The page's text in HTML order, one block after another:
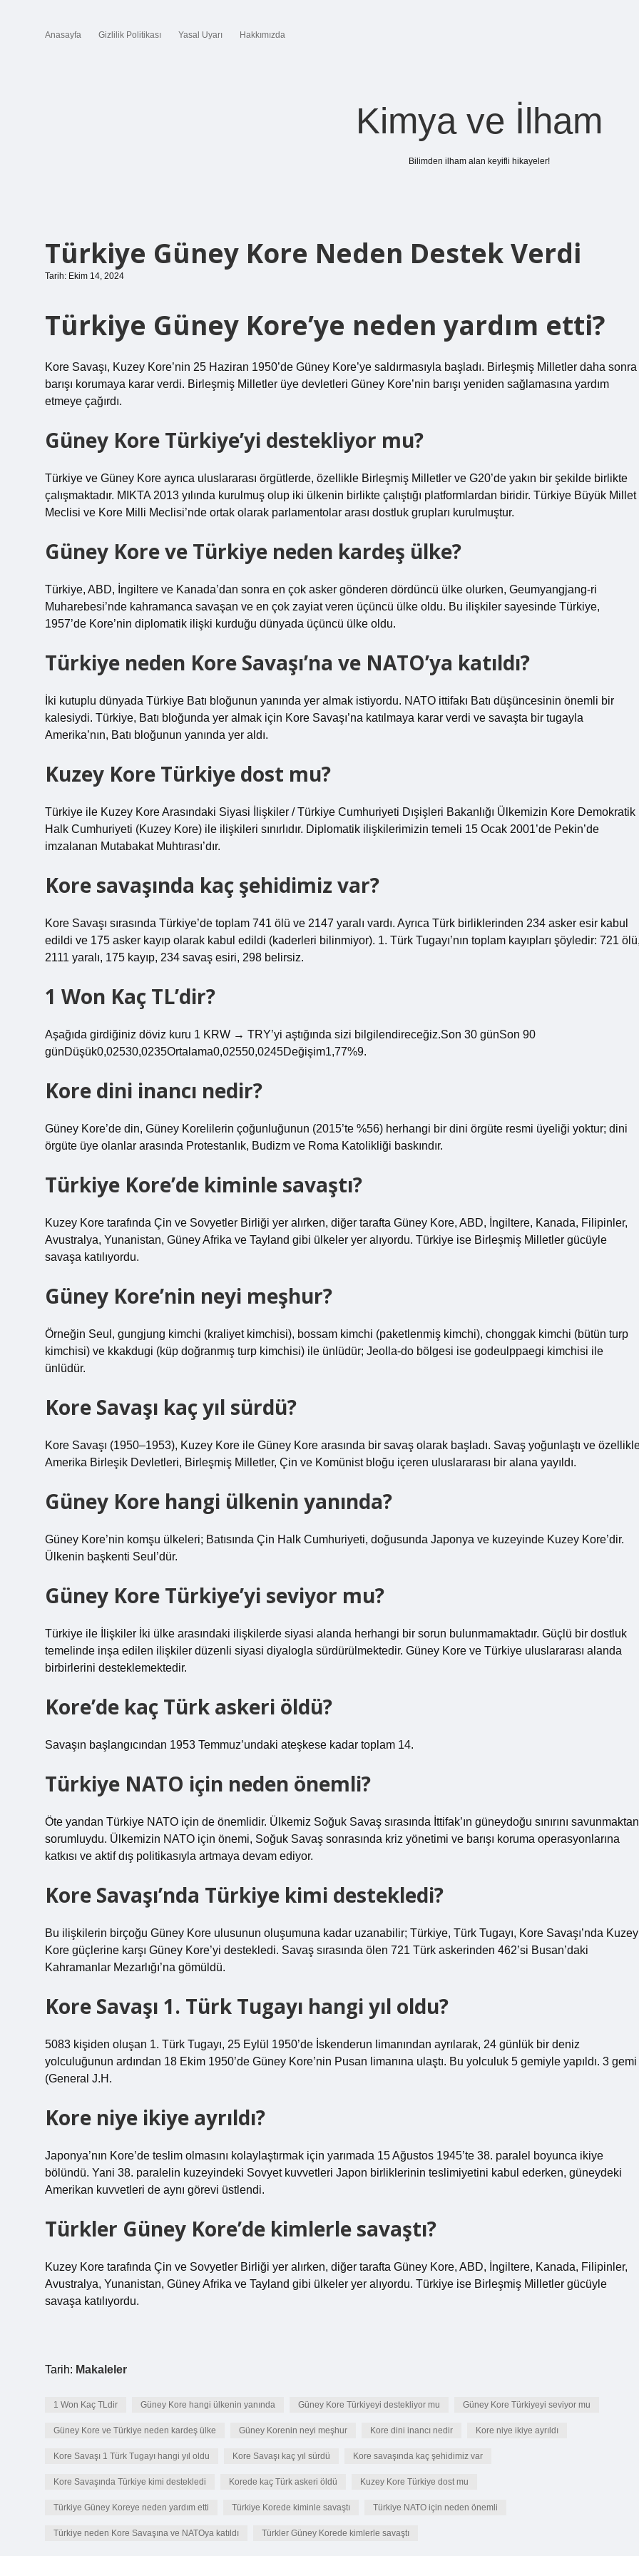
Anasayfa Gizlilik Politikası Yasal Uyarı Hakkımızda
Kimya ve İlham
Bilimden ilham alan keyifli hikayeler!
Türkiye Güney Kore Neden Destek Verdi
Tarih: Ekim 14, 2024
Türkiye Güney Kore’ye neden yardım etti?
Kore Savaşı, Kuzey Kore’nin 25 Haziran 1950’de Güney Kore’ye saldırmasıyla başladı. Birleşmiş Milletler daha sonra
barışı korumaya karar verdi. Birleşmiş Milletler üye devletleri Güney Kore’nin barışı yeniden sağlamasına yardım
etmeye çağırdı.
Güney Kore Türkiye’yi destekliyor mu?
Türkiye ve Güney Kore ayrıca uluslararası örgütlerde, özellikle Birleşmiş Milletler ve G20’de yakın bir şekilde birlikte
çalışmaktadır. MIKTA 2013 yılında kurulmuş olup iki ülkenin birlikte çalıştığı platformlardan biridir. Türkiye Büyük Millet
Meclisi ve Kore Milli Meclisi’nde ortak olarak parlamentolar arası dostluk grupları kurulmuştur.
Güney Kore ve Türkiye neden kardeş ülke?
Türkiye, ABD, İngiltere ve Kanada’dan sonra en çok asker gönderen dördüncü ülke olurken, Geumyangjang-ri
Muharebesi’nde kahramanca savaşan ve en çok zayiat veren üçüncü ülke oldu. Bu ilişkiler sayesinde Türkiye,
1957’de Kore’nin diplomatik ilişki kurduğu dünyada üçüncü ülke oldu.
Türkiye neden Kore Savaşı’na ve NATO’ya katıldı?
İki kutuplu dünyada Türkiye Batı bloğunun yanında yer almak istiyordu. NATO ittifakı Batı düşüncesinin önemli bir
kalesiydi. Türkiye, Batı bloğunda yer almak için Kore Savaşı’na katılmaya karar verdi ve savaşta bir tugayla
Amerika’nın, Batı bloğunun yanında yer aldı.
Kuzey Kore Türkiye dost mu?
Türkiye ile Kuzey Kore Arasındaki Siyasi İlişkiler / Türkiye Cumhuriyeti Dışişleri Bakanlığı Ülkemizin Kore Demokratik
Halk Cumhuriyeti (Kuzey Kore) ile ilişkileri sınırlıdır. Diplomatik ilişkilerimizin temeli 15 Ocak 2001’de Pekin’de
imzalanan Mutabakat Muhtırası’dır.
Kore savaşında kaç şehidimiz var?
Kore Savaşı sırasında Türkiye’de toplam 741 ölü ve 2147 yaralı vardı. Ayrıca Türk birliklerinden 234 asker esir kabul
edildi ve 175 asker kayıp olarak kabul edildi (kaderleri bilinmiyor). 1. Türk Tugayı’nın toplam kayıpları şöyledir: 721
2111 yaralı, 175 kayıp, 234 savaş esiri, 298 belirsiz.
1 Won Kaç TL’dir?
Aşağıda girdiğiniz döviz kuru 1 KRW → TRY’yi aştığında sizi bilgilendireceğiz.Son 30 günSon 90
günDüşük0,02530,0235Ortalama0,02550,0245Değişim1,77%9.
Kore dini inancı nedir?
Güney Kore’de din, Güney Korelilerin çoğunluğunun (2015’te %56) herhangi bir dini örgüte resmi üyeliği yoktur; dini
örgüte üye olanlar arasında Protestanlık, Budizm ve Roma Katolikliği baskındır.
Türkiye Kore’de kiminle savaştı?
Kuzey Kore tarafında Çin ve Sovyetler Birliği yer alırken, diğer tarafta Güney Kore, ABD, İngiltere, Kanada, Filipinler,
Avustralya, Yunanistan, Güney Afrika ve Tayland gibi ülkeler yer alıyordu. Türkiye ise Birleşmiş Milletler gücüyle
savaşa katılıyordu.
Güney Kore’nin neyi meşhur?
Örneğin Seul, gungjung kimchi (kraliyet kimchisi), bossam kimchi (paketlenmiş kimchi), chonggak kimchi (bütün turp
kimchisi) ve kkakdugi (küp doğranmış turp kimchisi) ile ünlüdür; Jeolla-do bölgesi ise godeulppaegi kimchisi ile
ünlüdür.
Kore Savaşı kaç yıl sürdü?
Kore Savaşı (1950–1953), Kuzey Kore ile Güney Kore arasında bir savaş olarak başladı. Savaş yoğunlaştı ve
Amerika Birleşik Devletleri, Birleşmiş Milletler, Çin ve Komünist bloğu içeren uluslararası bir alana yayıldı.
Güney Kore hangi ülkenin yanında?
Güney Kore’nin komşu ülkeleri; Batısında Çin Halk Cumhuriyeti, doğusunda Japonya ve kuzeyinde Kuzey Kore’dir.
Ülkenin başkenti Seul’dür.
Güney Kore Türkiye’yi seviyor mu?
Türkiye ile İlişkiler İki ülke arasındaki ilişkilerde siyasi alanda herhangi bir sorun bulunmamaktadır. Güçlü bir dostluk
temelinde inşa edilen ilişkiler düzenli siyasi diyalogla sürdürülmektedir. Güney Kore ve Türkiye uluslararası alanda
birbirlerini desteklemektedir.
Kore’de kaç Türk askeri öldü?
Savaşın başlangıcından 1953 Temmuz’undaki ateşkese kadar toplam 14.
Türkiye NATO için neden önemli?
Öte yandan Türkiye NATO için de önemlidir. Ülkemiz Soğuk Savaş sırasında İttifak’ın güneydoğu sınırını savunmaktan
sorumluydu. Ülkemizin NATO için önemi, Soğuk Savaş sonrasında kriz yönetimi ve barışı koruma operasyonlarına
katkısı ve aktif dış politikasıyla artmaya devam ediyor.
Kore Savaşı’nda Türkiye kimi destekledi?
Bu ilişkilerin birçoğu Güney Kore ulusunun oluşumuna kadar uzanabilir; Türkiye, Türk Tugayı, Kore Savaşı’nda Kuzey
Kore güçlerine karşı Güney Kore’yi destekledi. Savaş sırasında ölen 721 Türk askerinden 462’si Busan’daki
Kahramanlar Mezarlığı’na gömüldü.
Kore Savaşı 1. Türk Tugayı hangi yıl oldu?
5083 kişiden oluşan 1. Türk Tugayı, 25 Eylül 1950’de İskenderun limanından ayrılarak, 24 günlük bir deniz
yolculuğunun ardından 18 Ekim 1950’de Güney Kore’nin Pusan ​​limanına ulaştı. Bu yolculuk 5 gemiyle yapıldı. 3 gemi
(General J.H.
Kore niye ikiye ayrıldı?
Japonya’nın Kore’de teslim olmasını kolaylaştırmak için yarımada 15 Ağustos 1945’te 38. paralel boyunca ikiye
bölündü. Yani 38. paralelin kuzeyindeki Sovyet kuvvetleri Japon birliklerinin teslimiyetini kabul ederken, güneydeki
Amerikan kuvvetleri de aynı görevi üstlendi.
Türkler Güney Kore’de kimlerle savaştı?
Kuzey Kore tarafında Çin ve Sovyetler Birliği yer alırken, diğer tarafta Güney Kore, ABD, İngiltere, Kanada, Filipinler,
Avustralya, Yunanistan, Güney Afrika ve Tayland gibi ülkeler yer alıyordu. Türkiye ise Birleşmiş Milletler gücüyle
savaşa katılıyordu.
Tarih: Makaleler
1 Won Kaç TLdir Güney Kore hangi ülkenin yanında Güney Kore Türkiyeyi destekliyor mu Güney Kore Türkiyeyi seviyor mu
Güney Kore ve Türkiye neden kardeş ülke Güney Korenin neyi meşhur Kore dini inancı nedir Kore niye ikiye ayrıldı
Kore Savaşı 1 Türk Tugayı hangi yıl oldu Kore Savaşı kaç yıl sürdü Kore savaşında kaç şehidimiz var
Kore Savaşında Türkiye kimi destekledi Korede kaç Türk askeri öldü Kuzey Kore Türkiye dost mu
Türkiye Güney Koreye neden yardım etti Türkiye Korede kiminle savaştı Türkiye NATO için neden önemli
Türkiye neden Kore Savaşına ve NATOya katıldı Türkler Güney Korede kimlerle savaştı